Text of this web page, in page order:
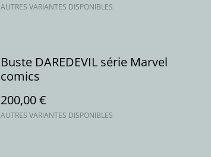
AUTRES VARIANTES DISPONIBLES
Buste DAREDEVIL série Marvel
comics
200,00 €
AUTRES VARIANTES DISPONIBLES